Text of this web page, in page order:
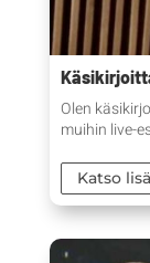
Olen
muihin live-
Katso